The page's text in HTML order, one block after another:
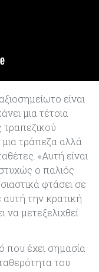
είναι
μια τέτοια
τραπεζικού
μια τράπεζα αλλά
«Αυτή είναι
ο παλιός
φτάσει σε
την κρατική
να μετεξελιχθεί
έχει σημασία
του